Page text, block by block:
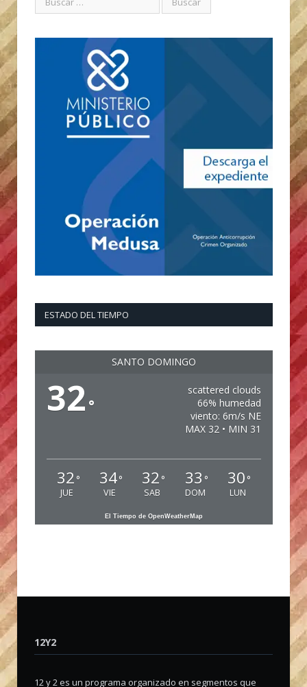
ESTADO DEL TIEMPO
SANTO DOMINGO
32 °
scattered clouds
66% humedad
viento: 6m/s NE
MAX 32 • MIN 31
32 °
JUE
34°
VIE
32 °
SAB
33 °
DOM
30 °
LUN
El Tiempo de OpenWeatherMap
12Y2
12 y 2 es un programa organizado en segmentos que